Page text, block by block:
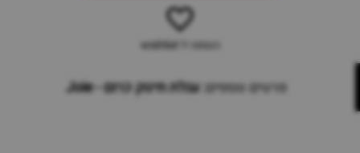
הוספה ל-wishlist
פרטים נוספים:עגלת תינוק כרום - Joie